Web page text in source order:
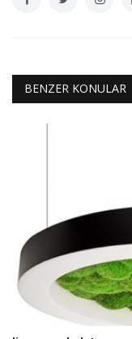
BENZER KONULAR